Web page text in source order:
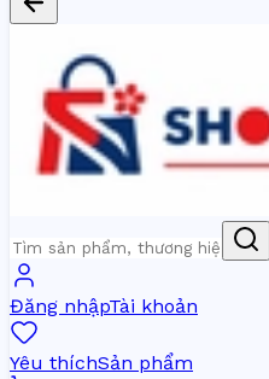
Đăng nhậpTài khoản
Yêu thíchSản phẩm